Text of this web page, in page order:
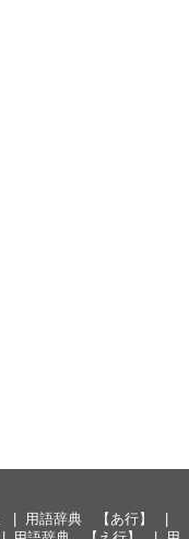
用語辞典 【あ行】